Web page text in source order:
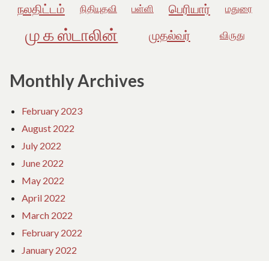
நலதிட்டம்
நிதியுதவி பள்ளி பெரியார் மதுரை
மு க ஸ்டாலின் முதல்வர் விருது
Monthly Archives
February 2023
August 2022
July 2022
June 2022
May 2022
April 2022
March 2022
February 2022
January 2022